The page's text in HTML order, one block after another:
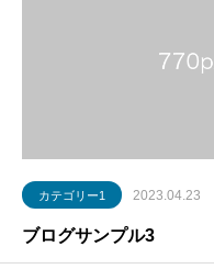
カテゴリー1 2023.04.23
ブログサンプル3